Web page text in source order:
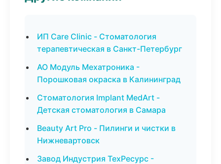
ИП Care Clinic - Стоматология
терапевтическая в Санкт-Петербург
АО Модуль Мехатроника -
Порошковая окраска в Калининград
Стоматология Implant MedArt -
Детская стоматология в Самара
Beauty Art Pro - Пилинги и чистки в
Нижневартовск
Завод Индустрия ТехРесурс -